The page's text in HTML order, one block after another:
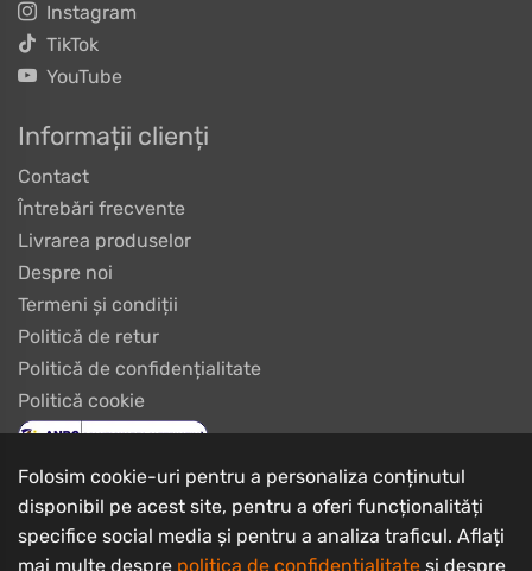
Instagram
TikTok
YouTube
Informații clienți
Contact
Întrebări frecvente
Livrarea produselor
Despre noi
Termeni și condiții
Politică de retur
Politică de confidențialitate
Politică cookie
Folosim cookie-uri pentru a personaliza conținutul
disponibil pe acest site, pentru a oferi funcționalități
specifice social media și pentru a analiza traficul. Aflați
mai multe despre politica de confidențialitate și despre